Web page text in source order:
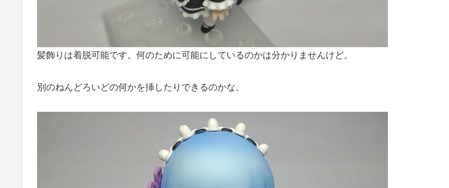
髪飾りは着脱可能です。何のために可能にしているのかは分かりませんけど。
別のねんどろいどの何かを挿したりできるのかな。